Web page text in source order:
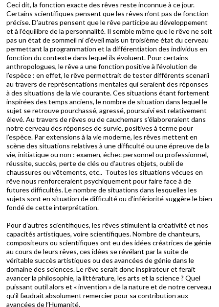
Ceci dit, la fonction exacte des rêves reste inconnue à ce jour.
Certains scientifiques pensent que les rêves n’ont pas de fonction
précise. D’autres pensent que le rêve participe au développement
et à l’équilibre de la personnalité. Il semble même que le rêve ne soit
pas un état de sommeil ni d’éveil mais un troisième état du cerveau
permettant la programmation et la différentiation des individus en
fonction du contexte dans lequel ils évoluent. Pour certains
anthropologues, le rêve a une fonction positive à l’évolution de
l’espèce : en effet, le rêve permettrait de tester différents scenarii
au travers de représentations mentales qui seraient des réponses
à des situations de la vie courante. Ces situations étant fortement
inspirées des temps anciens, le nombre de situation dans lequel le
sujet se retrouve pourchassé, agressé, poursuivi est relativement
élevé. Au travers de rêves ou de cauchemars s’élaboreraient dans
notre cerveau des réponses de survie, positives à terme pour
l’espèce. Par extensions à la vie moderne, les rêves mettent en
scène des situations relatives à une difficulté ou une épreuve de la
vie, initiatique ou non : examen, échec personnel ou professionnel,
réussite, succès, perte de clés ou d’autres objets, oubli de
chaussures ou vêtements, etc.. Toutes les situations vécues en
rêve nous renforceraient psychiquement pour faire face à de
futures difficultés. Le nombre de situations dans lesquelles les
sujets sont en situation de difficulté ou d’infériorité suggère le bien
fondé de cette interprétation.
Pour d’autres scientifiques, les rêves stimulent la créativité et nos
capacités artistiques, voire scientifiques. Nombre de chanteurs,
compositeurs ou scientifiques ont eu des idées créatrices de génie
au cours de leurs rêves, ces idées se révélant par la suite de
véritable succès artistiques ou des avancées de génie dans le
domaine des sciences. Le rêve serait donc inspirateur et ferait
avancer la philosophie, la littérature, les arts et la science ? Quel
puissant outil alors et « invention » de la nature et de notre cerveau
qu’il faudrait absolument remercier pour sa contribution aux
avancées de l’Humanité.